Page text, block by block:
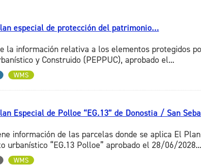
especial de protección del patrimonio...
la información relativa a los elementos protegidos
y Construido (PEPPUC), aprobado el...
WMS
Especial de Polloe “EG.13” de Donostia / San
información de las parcelas donde se aplica El
urbanístico “EG.13 Polloe” aprobado el 28/06/
WMS